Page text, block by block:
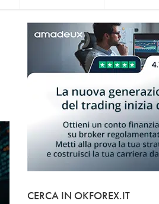
CERCA IN OKFOREX.IT